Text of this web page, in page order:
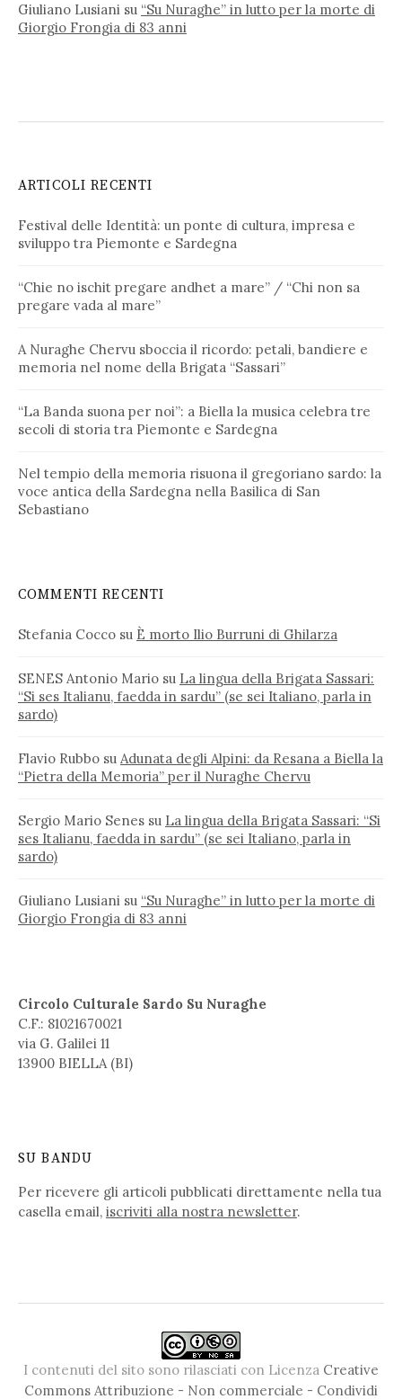
Giuliano Lusiani su “Su Nuraghe” in lutto per la morte di
Giorgio Frongia di 83 anni
ARTICOLI RECENTI
Festival delle Identità: un ponte di cultura, impresa e
sviluppo tra Piemonte e Sardegna
“Chie no ischit pregare andhet a mare” / “Chi non sa
pregare vada al mare”
A Nuraghe Chervu sboccia il ricordo: petali, bandiere e
memoria nel nome della Brigata “Sassari”
“La Banda suona per noi”: a Biella la musica celebra tre
secoli di storia tra Piemonte e Sardegna
Nel tempio della memoria risuona il gregoriano sardo: la
voce antica della Sardegna nella Basilica di San
Sebastiano
COMMENTI RECENTI
Stefania Cocco su È morto Ilio Burruni di Ghilarza
SENES Antonio Mario su La lingua della Brigata Sassari:
“Si ses Italianu, faedda in sardu” (se sei Italiano, parla in
sardo)
Flavio Rubbo su Adunata degli Alpini: da Resana a Biella la
“Pietra della Memoria” per il Nuraghe Chervu
Sergio Mario Senes su La lingua della Brigata Sassari: “Si
ses Italianu, faedda in sardu” (se sei Italiano, parla in
sardo)
Giuliano Lusiani su “Su Nuraghe” in lutto per la morte di
Giorgio Frongia di 83 anni
Circolo Culturale Sardo Su Nuraghe
C.F.: 81021670021
via G. Galilei 11
13900 BIELLA (BI)
SU BANDU
Per ricevere gli articoli pubblicati direttamente nella tua
casella email, iscriviti alla nostra newsletter.
I contenuti del sito sono rilasciati con Licenza Creative
Commons Attribuzione - Non commerciale - Condividi